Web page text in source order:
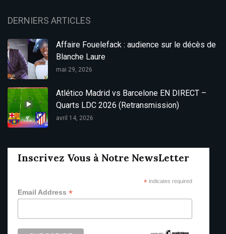
DERNIERS ARTICLES
Affaire Fouelefack : audience sur le décès de
Blanche Laure
mai 29, 2026
Atlético Madrid vs Barcelone EN DIRECT –
Quarts LDC 2026 (Retransmission)
avril 14, 2026
Inscrivez Vous à Notre NewsLetter
*indicates required
Email Address *